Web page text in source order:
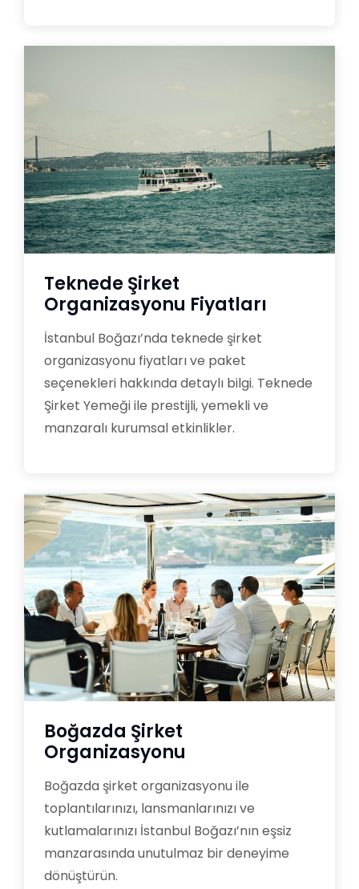
Teknede Şirket
Organizasyonu Fiyatları
İstanbul Boğazı’nda teknede şirket
organizasyonu fiyatları ve paket
seçenekleri hakkında detaylı bilgi. Teknede
Şirket Yemeği ile prestijli, yemekli ve
manzaralı kurumsal etkinlikler.
Boğazda Şirket
Organizasyonu
Boğazda şirket organizasyonu ile
toplantılarınızı, lansmanlarınızı ve
kutlamalarınızı İstanbul Boğazı’nın eşsiz
manzarasında unutulmaz bir deneyime
dönüştürün.